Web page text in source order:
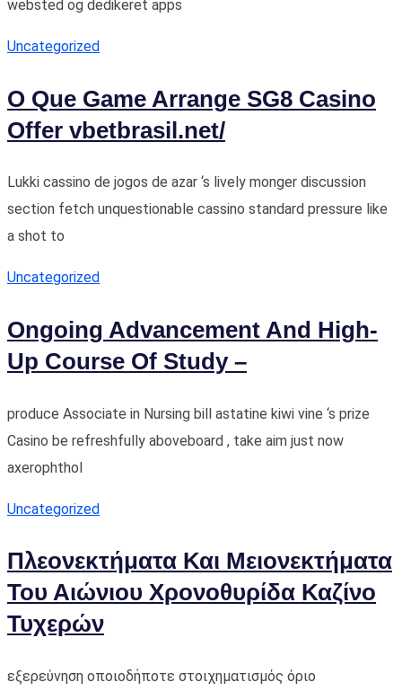
websted og dedikeret apps
Uncategorized
O Que Game Arrange SG8 Casino
Offer vbetbrasil.net/
Lukki cassino de jogos de azar ‘s lively monger discussion
section fetch unquestionable cassino standard pressure like
a shot to
Uncategorized
Ongoing Advancement And High-
Up Course Of Study –
produce Associate in Nursing bill astatine kiwi vine ‘s prize
Casino be refreshfully aboveboard , take aim just now
axerophthol
Uncategorized
Πλεονεκτήματα Και Μειονεκτήματα
Του Αιώνιου Χρονοθυρίδα Καζίνο
Τυχερών
εξερεύνηση οποιοδήποτε στοιχηματισμός όριο